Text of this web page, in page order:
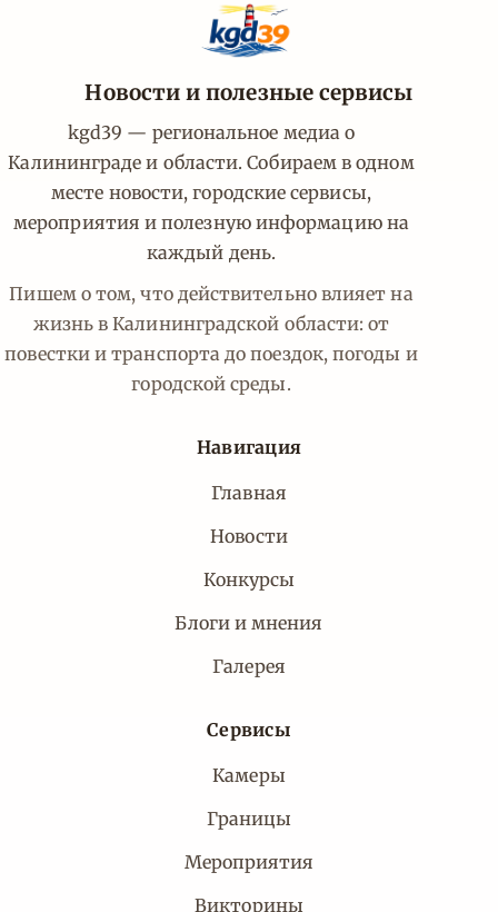
Новости и полезные сервисы
kgd39 — региональное медиа о
Калининграде и области. Собираем в одном
месте новости, городские сервисы,
мероприятия и полезную информацию на
каждый день.
Пишем о том, что действительно влияет на
жизнь в Калининградской области: от
повестки и транспорта до поездок, погоды и
городской среды.
Навигация
Главная
Новости
Конкурсы
Блоги и мнения
Галерея
Сервисы
Камеры
Границы
Мероприятия
Викторины